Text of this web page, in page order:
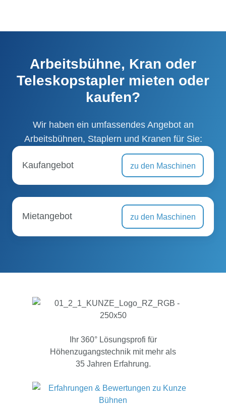
Arbeitsbühne, Kran oder
Teleskopstapler mieten oder
kaufen?
Wir haben ein umfassendes Angebot an
Arbeitsbühnen, Staplern und Kranen für Sie:
Kaufangebot zu den Maschinen
Mietangebot zu den Maschinen
Ihr 360° Lösungsprofi für
Höhenzugangstechnik mit mehr als
35 Jahren Erfahrung.